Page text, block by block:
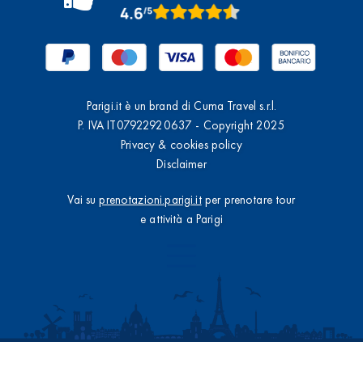
Parigi.it è un brand di Cuma Travel s.r.l.
P. IVA IT07922920637 - Copyright 2025
Privacy & cookies policy
Disclaimer
Vai suprenotazioni.parigi.itper prenotare tour
e attività a Parigi